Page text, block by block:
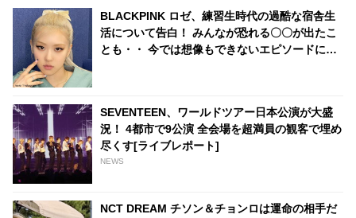
な見た目にファン大爆笑「客観
的な視点で自分を見てるねｗ
ｗ」
BLACKPINK ロゼ、練習生時代の過酷な宿舎生
活について告白！ みんなが恐れる〇〇が出たこ
とも・・ 今では想像もできないエピソードにビ
SEVENTEEN、ワールドツアー日本公演が大盛
況！ 4都市で9公演 全会場を超満員の観客で埋め
尽くす[ライブレポート]
NEWS
NCT DREAM チソン＆チョンロは運命の相手だ